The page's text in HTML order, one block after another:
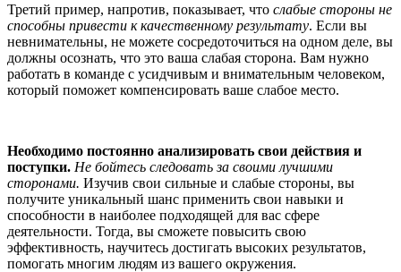
Третий пример, напротив, показывает, что слабые стороны не
способны привести к качественному результату. Если вы
невнимательны, не можете сосредоточиться на одном деле, вы
должны осознать, что это ваша слабая сторона. Вам нужно
работать в команде с усидчивым и внимательным человеком,
который поможет компенсировать ваше слабое место.
Необходимо постоянно анализировать свои действия и
поступки. Не бойтесь следовать за своими лучшими
сторонами. Изучив свои сильные и слабые стороны, вы
получите уникальный шанс применить свои навыки и
способности в наиболее подходящей для вас сфере
деятельности. Тогда, вы сможете повысить свою
эффективность, научитесь достигать высоких результатов,
помогать многим людям из вашего окружения.